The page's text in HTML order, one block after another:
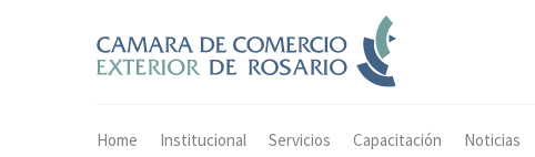
Home Institucional Servicios Capacitación Noticias